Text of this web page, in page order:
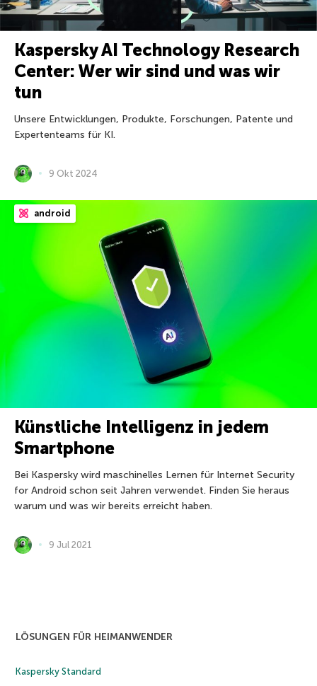
Kaspersky AI Technology Research
Center: Wer wir sind und was wir
tun
Unsere Entwicklungen, Produkte, Forschungen, Patente und
Expertenteams für KI.
9 Okt 2024
android
Künstliche Intelligenz in jedem
Smartphone
Bei Kaspersky wird maschinelles Lernen für Internet Security
for Android schon seit Jahren verwendet. Finden Sie heraus
warum und was wir bereits erreicht haben.
9 Jul 2021
LÖSUNGEN FÜR HEIMANWENDER
Kaspersky Standard